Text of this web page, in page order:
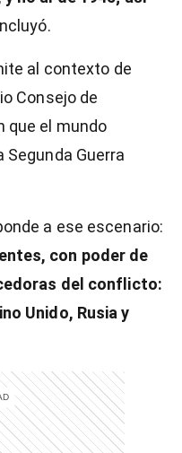
al contexto de
Consejo de
que el mundo
Guerra
a ese escenario:
con poder de
del conflicto:
Unido, Rusia y